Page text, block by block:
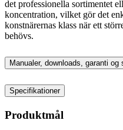
det professionella sortimentet
koncentration, vilket gör det
konstnärernas klass när ett
behövs.
Manualer, downloads, garanti og
Specifikationer
Produktmål